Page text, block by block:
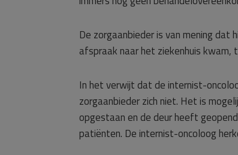
De zorgaanbieder is van mening
afspraak naar het ziekenhuis kwam,
In het verwijt dat de internist-
zorgaanbieder zich niet. Het is
opgestaan en de deur heeft
patiënten. De internist-oncoloog